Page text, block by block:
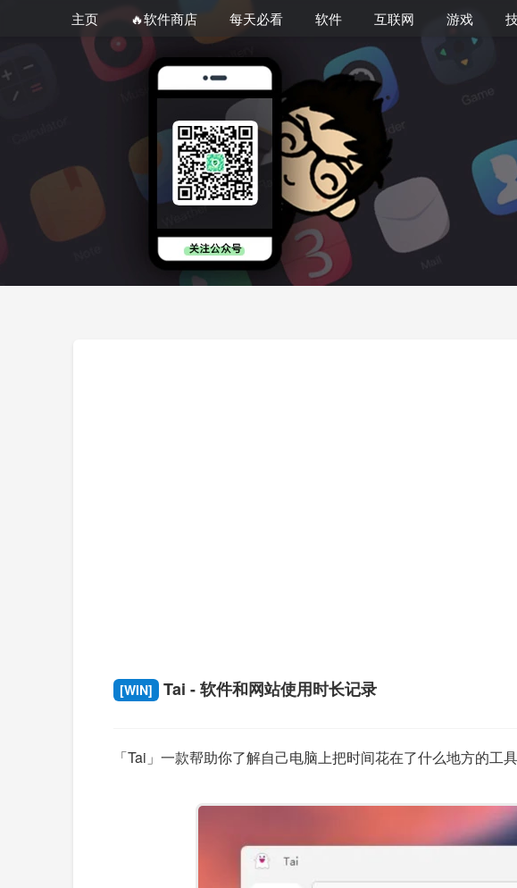
主页 🔥软件商店 每天必看 软件 互联网 游戏
[WIN] Tai - 软件和网站使用时长记录
「Tai」一款帮助你了解自己电脑上把时间花在了什么地方的工